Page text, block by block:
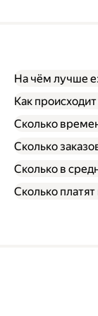
На чём лучше
Как
Сколько
Сколько
Сколько в
Сколько платят